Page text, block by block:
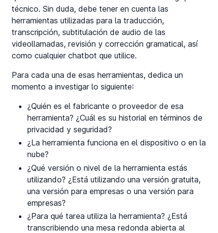
técnico. Sin duda, debe tener en cuenta las
herramientas utilizadas para la traducción,
transcripción, subtitulación de audio de las
videollamadas, revisión y corrección gramatical, así
como cualquier chatbot que utilice.
Para cada una de esas herramientas, dedica un
momento a investigar lo siguiente:
¿Quién es el fabricante o proveedor de esa
herramienta? ¿Cuál es su historial en términos de
privacidad y seguridad?
¿La herramienta funciona en el dispositivo o en la
nube?
¿Qué versión o nivel de la herramienta estás
utilizando? ¿Está utilizando una versión gratuita,
una versión para empresas o una versión para
empresas?
¿Para qué tarea utiliza la herramienta? ¿Está
transcribiendo una mesa redonda abierta al